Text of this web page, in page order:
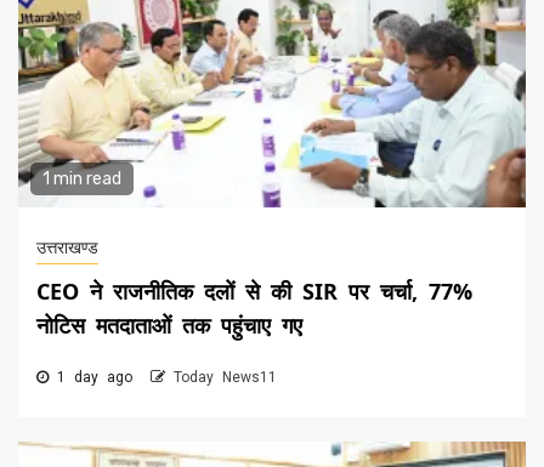
1 min read
उत्तराखण्ड
CEO ने राजनीतिक दलों से की SIR पर चर्चा, 77%
नोटिस मतदाताओं तक पहुंचाए गए
1 day ago Today News11